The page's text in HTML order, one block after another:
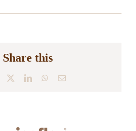
Share this
Facebook LinkedInWhatsApp
E-